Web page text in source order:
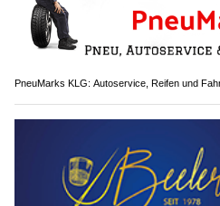
PneuMarks KLG: Autoservice, Reifen und